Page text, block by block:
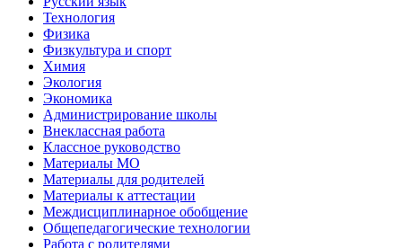
Технология
Физика
Физкультура и спорт
Химия
Экология
Экономика
Администрирование школы
Внеклассная работа
Классное руководство
Материалы МО
Материалы для родителей
Материалы к аттестации
Междисциплинарное обобщение
Общепедагогические технологии
Работа с родителями